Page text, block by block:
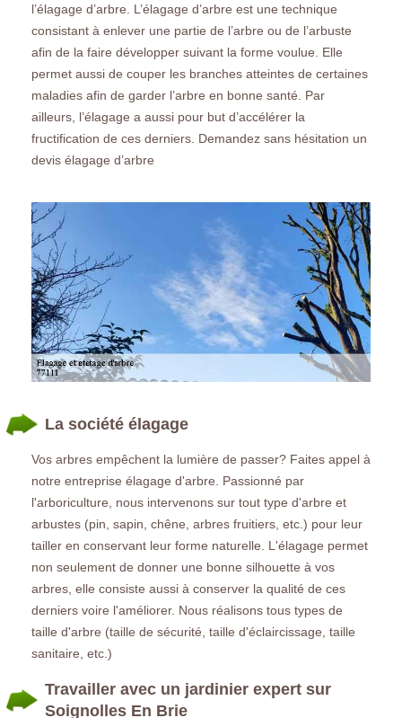
l’élagage d’arbre. L’élagage d’arbre est une technique
consistant à enlever une partie de l’arbre ou de l’arbuste
afin de la faire développer suivant la forme voulue. Elle
permet aussi de couper les branches atteintes de certaines
maladies afin de garder l’arbre en bonne santé. Par
ailleurs, l’élagage a aussi pour but d’accélérer la
fructification de ces derniers. Demandez sans hésitation un
devis élagage d’arbre
La société élagage
Vos arbres empêchent la lumière de passer? Faites appel à
notre entreprise élagage d'arbre. Passionné par
l'arboriculture, nous intervenons sur tout type d'arbre et
arbustes (pin, sapin, chêne, arbres fruitiers, etc.) pour leur
tailler en conservant leur forme naturelle. L'élagage permet
non seulement de donner une bonne silhouette à vos
arbres, elle consiste aussi à conserver la qualité de ces
derniers voire l'améliorer. Nous réalisons tous types de
taille d'arbre (taille de sécurité, taille d'éclaircissage, taille
sanitaire, etc.)
Travailler avec un jardinier expert sur
Soignolles En Brie